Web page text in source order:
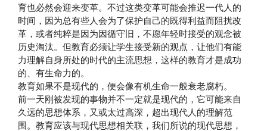
育也必然会迎来变革。不过这类变革可能会推迟一代人的
时间，因为总有些人会为了保护自己的既得利益而阻扰改
革，或者纯粹是因为因循守旧，不愿年轻时接受的观念被
历史淘汰。但教育必须让学生接受新的观点，让他们有能
力理解自身所处的时代的主流思想，这样的教育才是成功
的、有生命力的。
教育如果不是现代的，便会像有机生命一般衰老腐朽。
前一天刚被发现的事物并不一定就是现代的，它可能来自
久远的思想体系，又或太过高深，超出现代人的理解范
围。教育应该与现代思想相关联，我们所说的现代思想，